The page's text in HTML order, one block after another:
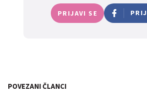
PRIJAVI SE
POVEZANI ČLANCI